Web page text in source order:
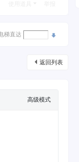
梯直达
返回列表
高级模式